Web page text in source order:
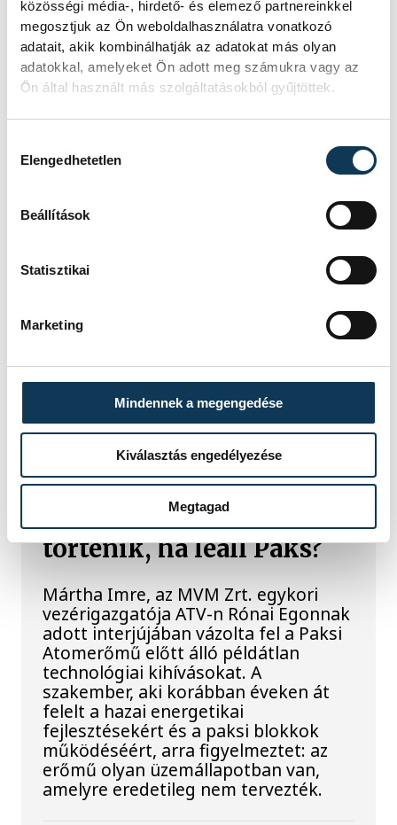
közösségi média-, hirdető- és elemező partnereinkkel
megosztjuk az Ön weboldalhasználatra vonatkozó
adatait, akik kombinálhatják az adatokat más olyan
adatokkal, amelyeket Ön adott meg számukra vagy az
Ön által használt más szolgáltatásokból gyűjtöttek.
Elengedhetetlen
Beállítások
Statisztikai
Marketing
Mindennek a megengedése
Kiválasztás engedélyezése
Megtagad
Meglepték az elemzőket
a júliusi inflációs adatok
az elemzők a júliusi, 1,2 százalékos
inflációs adatot.
világháborús leletek az
A folyó rekordalacsony vízállása miatt
világháborús német DKW NZ 350-1
motorkerékpárbukkant elő a
Batthyány téri rakpart sziklái alól,
máshol pedig egy közel féltonnás brit
akna került elő.
Késéltánc a Dunán: Mi
történik, ha leáll Paks?
Mártha Imre, az MVM Zrt. egykori
vezérigazgatója ATV-n Rónai Egonnak
adott interjújában vázolta fel a Paksi
Atomerőmű előtt álló példátlan
technológiai kihívásokat. A
szakember, aki korábban éveken át
felelt a hazai energetikai
fejlesztésekért és a paksi blokkok
működéséért, arra figyelmeztet: az
erőmű olyan üzemállapotban van,
amelyre eredetileg nem tervezték.